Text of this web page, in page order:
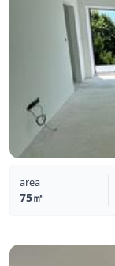
area
75㎡